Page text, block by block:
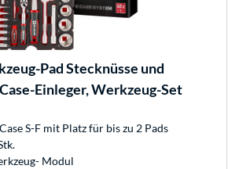
Pad Stecknüsse und
Einleger, Werkzeug-Set
S-F mit Platz für bis zu 2 Pads
Modul